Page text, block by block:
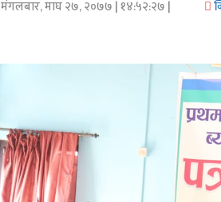
मंगलबार, माघ २७, २०७७ | १४:५२:२७ |